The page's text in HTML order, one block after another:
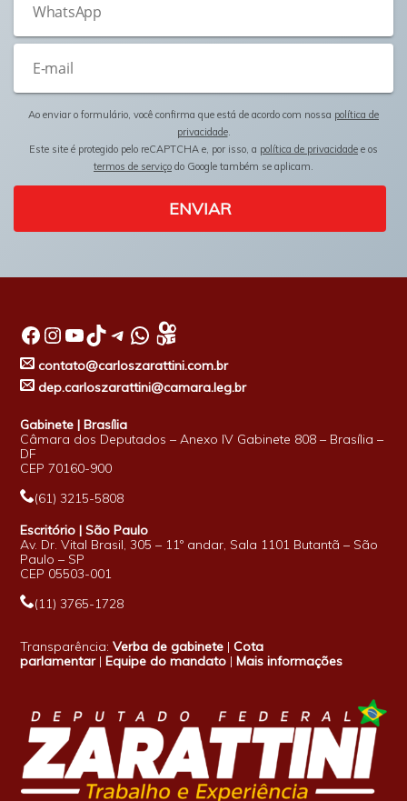
Ao enviar o formulário, você confirma que está de acordo com nossa política de
privacidade.
Este site é protegido pelo reCAPTCHA e, por isso, a política de privacidade e os
termos de serviço do Google também se aplicam.
ENVIAR
Facebook InstagramYoutube TikTok Telegram WhatsApp
contato@carloszarattini.com.br
dep.carloszarattini@camara.leg.br
Gabinete | Brasília
Câmara dos Deputados – Anexo IV Gabinete 808 – Brasília –
DF
CEP 70160-900
(61) 3215-5808
Escritório | São Paulo
Av. Dr. Vital Brasil, 305 – 11º andar, Sala 1101 Butantã – São
Paulo – SP
CEP 05503-001
(11) 3765-1728
Transparência:Verba de gabinete |Cota
parlamentar|Equipe do mandato |Mais informações